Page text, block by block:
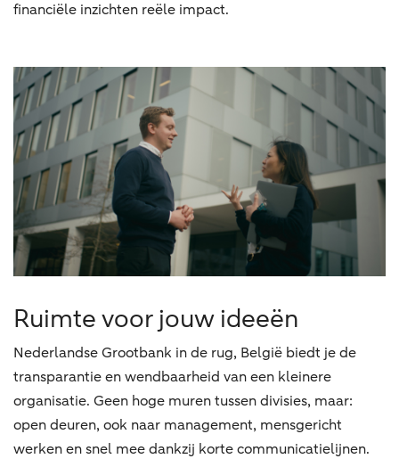
financiële inzichten reële impact.
Ruimte voor jouw ideeën
Nederlandse Grootbank in de rug, België biedt je de
transparantie en wendbaarheid van een kleinere
organisatie. Geen hoge muren tussen divisies, maar:
open deuren, ook naar management, mensgericht
werken en snel mee dankzij korte communicatielijnen.